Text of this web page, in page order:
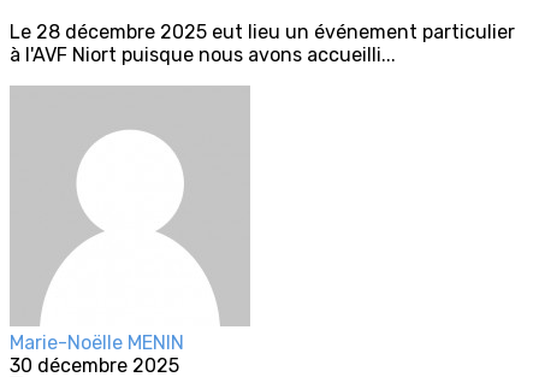
Le 28 décembre 2025 eut lieu un événement particulier
à l'AVF Niort puisque nous avons accueilli...
Marie-Noëlle MENIN
30 décembre 2025